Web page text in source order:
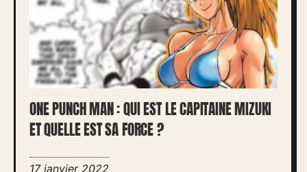
ONE PUNCH MAN : QUI EST LE CAPITAINE MIZUKI
ET QUELLE EST SA FORCE ?
17 janvier 2022